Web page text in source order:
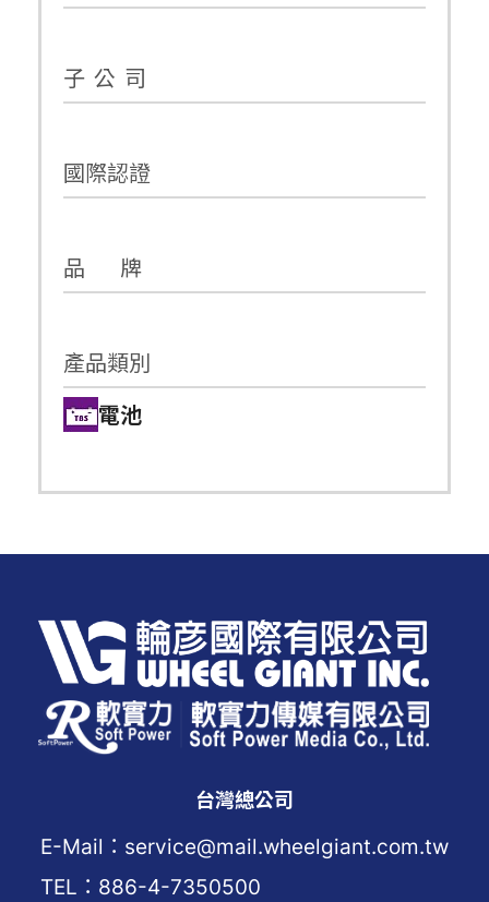
子 公 司
國際認證
品 牌
產品類別
電池
台灣總公司
E-Mail：service@mail.wheelgiant.com.tw
TEL：886-4-7350500